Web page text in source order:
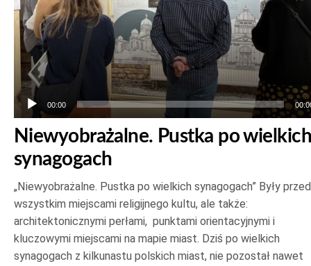
00:00
Niewyobrażalne. Pustka po wielkich
synagogach
„Niewyobrażalne. Pustka po wielkich synagogach” Były
wszystkim miejscami religijnego kultu, ale także:
architektonicznymi perłami, punktami orientacyjnymi i
kluczowymi miejscami na mapie miast. Dziś po wielkich
synagogach z kilkunastu polskich miast, nie pozostał nawet